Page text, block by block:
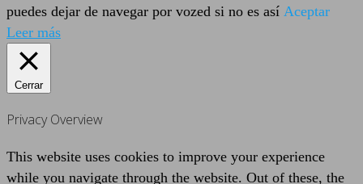
puedes dejar de navegar por vozed si no es así Aceptar
Leer más
Cerrar
Privacy Overview
This website uses cookies to improve your experience
while you navigate through the website. Out of these, the